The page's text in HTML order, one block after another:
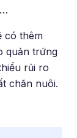
có thêm
quản trứng
rủi ro
chăn nuôi.